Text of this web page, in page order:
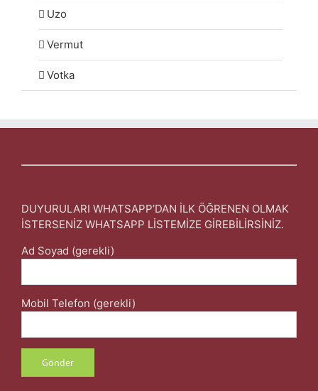
Uzo
Vermut
Votka
DUYURULARI WHATSAPP’DAN İLK ÖĞRENEN OLMAK
İSTERSENİZ WHATSAPP LİSTEMİZE GİREBİLİRSİNİZ.
Ad Soyad (gerekli)
Mobil Telefon (gerekli)